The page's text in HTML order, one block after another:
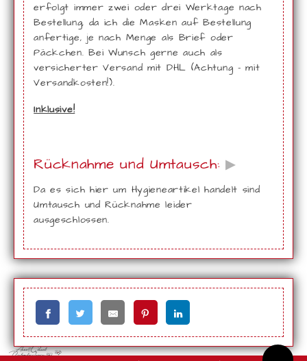
erfolgt immer zwei oder drei Werktage nach
Bestellung, da ich die Masken auf Bestellung
anfertige, je nach Menge als Brief oder
Päckchen. Bei Wunsch gerne auch als
versicherter Versand mit DHL (Achtung - mit
Versandkosten!).
Inklusive!
Rücknahme und Umtausch: ▶
Da es sich hier um Hygieneartikel handelt sind
Umtausch und Rücknahme leider
ausgeschlossen.